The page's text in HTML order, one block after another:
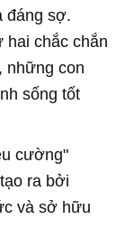
đáng sợ.
chắc chắn
những con
sống tốt
cường"
ra bởi
và sở hữu